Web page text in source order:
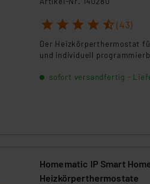
Für die USA besteht kein
Datenschutz nach EU-Standards
Daten in
Unsere Kooperation mit diesen
Kommission sowie einer eigenen
Daten, verbundenen Risiken.“
1 2 3 4 5 (43)
Der Heizkörperthermostat
und individuell
sofort versandfertig -
Homematic IP Smart
Heizkörperthermostate